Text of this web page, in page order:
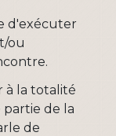
d'exécuter
ou
à la totalité
de la
de